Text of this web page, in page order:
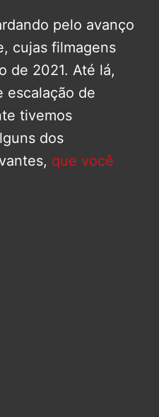
pelo avanço
cujas filmagens
de 2021. Até lá,
escalação de
tivemos
dos
que você